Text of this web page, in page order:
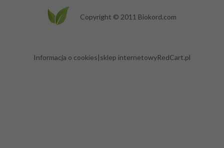
Copyright © 2011 Biokord.com
Informacja o cookies|sklep internetowyRedCart.pl